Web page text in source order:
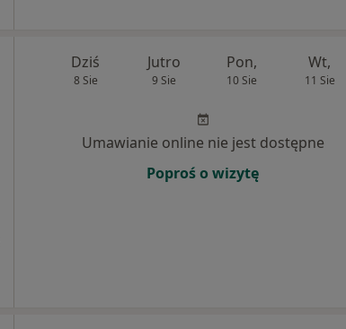
Dziś
8 Sie
Jutro
9 Sie
Pon,
10 Sie
Wt,
11 Sie
Umawianie online nie jest dostępne
Poproś o wizytę